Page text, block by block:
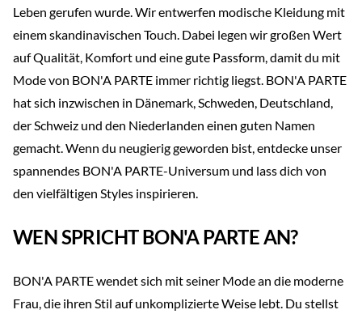
Leben gerufen wurde. Wir entwerfen modische Kleidung mit
einem skandinavischen Touch. Dabei legen wir großen Wert
auf Qualität, Komfort und eine gute Passform, damit du mit
Mode von BON'A PARTE immer richtig liegst. BON'A PARTE
hat sich inzwischen in Dänemark, Schweden, Deutschland,
der Schweiz und den Niederlanden einen guten Namen
gemacht. Wenn du neugierig geworden bist, entdecke unser
spannendes BON'A PARTE-Universum und lass dich von
den vielfältigen Styles inspirieren.
WEN SPRICHT BON'A PARTE AN?
BON'A PARTE wendet sich mit seiner Mode an die moderne
Frau, die ihren Stil auf unkomplizierte Weise lebt. Du stellst